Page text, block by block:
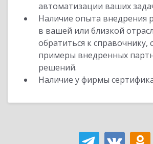
автоматизации ваших
Наличие опыта внедрения
в вашей или близкой
обратиться к
примеры внедренных
решений.
Наличие у фирмы